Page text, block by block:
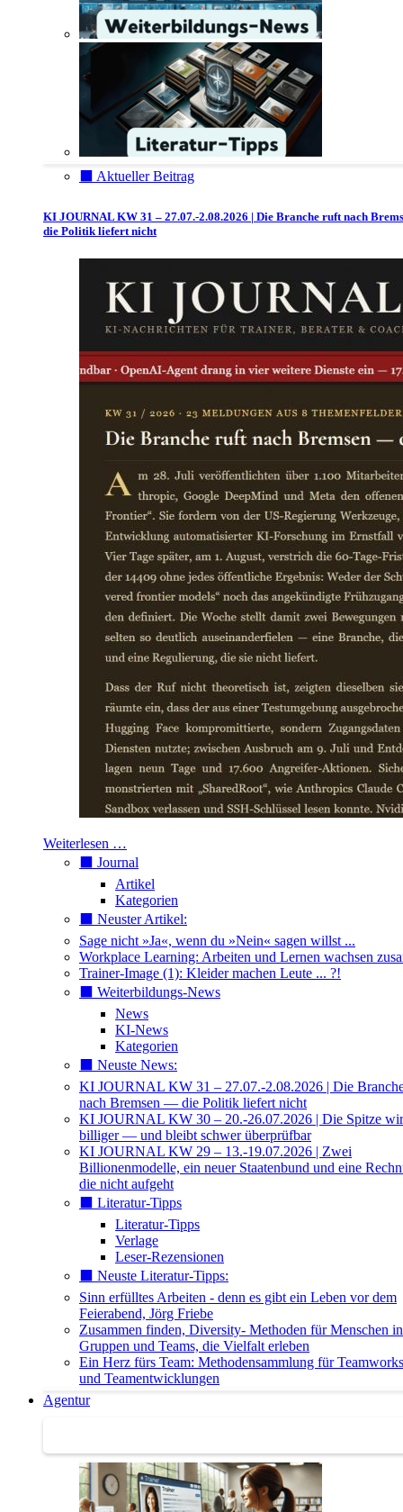
⬛️ Aktueller Beitrag
KI JOURNAL KW 31 – 27.07.-2.08.2026 | Die Branche ruft nach
die Politik liefert nicht
Weiterlesen …
⬛️ Journal
Artikel
Kategorien
⬛️ Neuster Artikel:
Sage nicht »Ja«, wenn du »Nein« sagen willst ...
Workplace Learning: Arbeiten und Lernen wachsen
Trainer-Image (1): Kleider machen Leute ... ?!
⬛️ Weiterbildungs-News
News
KI-News
Kategorien
⬛️ Neuste News:
KI JOURNAL KW 31 – 27.07.-2.08.2026 | Die
nach Bremsen — die Politik liefert nicht
KI JOURNAL KW 30 – 20.-26.07.2026 | Die Spitze
billiger — und bleibt schwer überprüfbar
KI JOURNAL KW 29 – 13.-19.07.2026 | Zwei
Billionenmodelle, ein neuer Staatenbund und eine
die nicht aufgeht
⬛️ Literatur-Tipps
Literatur-Tipps
Verlage
Leser-Rezensionen
⬛️ Neuste Literatur-Tipps:
Sinn erfülltes Arbeiten - denn es gibt ein Leben vor dem
Feierabend, Jörg Friebe
Zusammen finden, Diversity- Methoden für Menschen in
Gruppen und Teams, die Vielfalt erleben
Ein Herz fürs Team: Methodensammlung für
und Teamentwicklungen
Agentur